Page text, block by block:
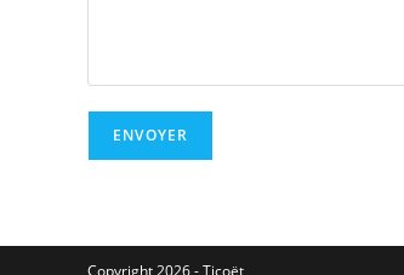
Copyright 2026 -Ticoët